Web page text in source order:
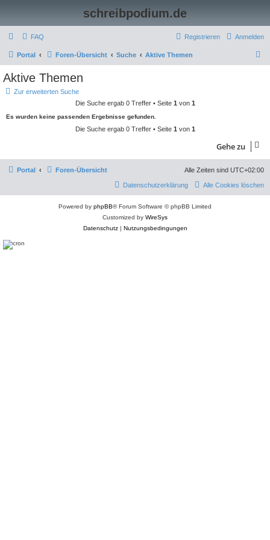
schreibpodium.de
FAQ Anmelden
Registrieren
Portal Foren-Übersicht Suche Aktive Themen
Aktive Themen
Zur erweiterten Suche
Die Suche ergab 0 Treffer • Seite 1 von 1
Es wurden keine passenden Ergebnisse gefunden.
Die Suche ergab 0 Treffer • Seite 1 von 1
Gehe zu
Portal Foren-Übersicht Alle Zeiten sind UTC+02:00
Alle Cookies löschen
Datenschutzerklärung
Powered by phpBB® Forum Software © phpBB Limited
Customized by WireSys
Datenschutz| Nutzungsbedingungen